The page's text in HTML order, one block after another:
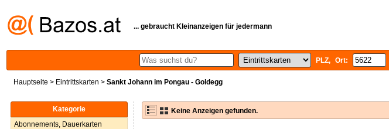
... gebraucht Kleinanzeigen für jedermann
PLZ, Ort:
Hauptseite > Eintrittskarten > Sankt Johann im Pongau - Goldegg
Kategorie
Abonnements, Dauerkarten
Keine Anzeigen gefunden.